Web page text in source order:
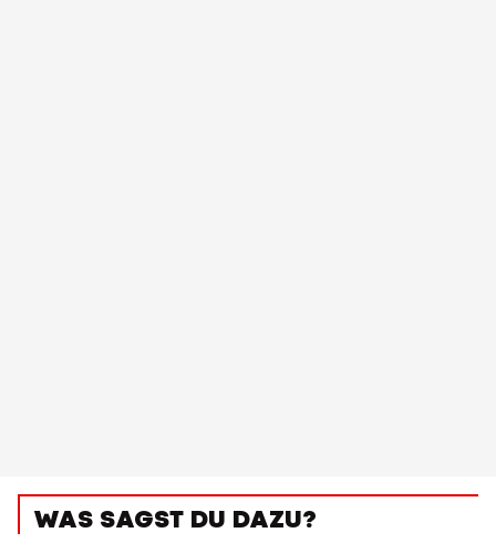
WAS SAGST DU DAZU?